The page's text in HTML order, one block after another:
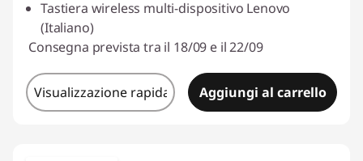
Tastiera wireless multi-dispositivo Lenovo
(Italiano)
Consegna prevista tra il 18/09 e il 22/09
Visualizzazione rapida Aggiungi al carrello